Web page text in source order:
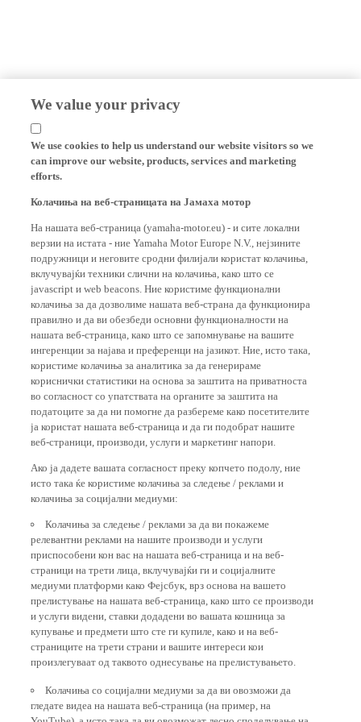
We value your privacy
We use cookies to help us understand our website visitors so we
can improve our website, products, services and marketing
efforts.
Колачиња на веб-страницата на Јамаха мотор
На нашата веб-страница (yamaha-motor.eu) - и сите локални
верзии на истата - ние Yamaha Motor Europe N.V., нејзините
подружници и неговите сродни филијали користат колачиња,
вклучувајќи техники слични на колачиња, како што се
javascript и web beacons. Ние користиме функционални
колачиња за да дозволиме нашата веб-страна да функционира
правилно и да ви обезбеди основни функционалности на
нашата веб-страница, како што се запомнување на вашите
ингеренции за најава и преференци на јазикот. Ние, исто така,
користиме колачиња за аналитика за да генерираме
кориснички статистики на основа за заштита на приватноста
во согласност со упатствата на органите за заштита на
податоците за да ни помогне да разбереме како посетителите
ја користат нашата веб-страница и да ги подобрат нашите
веб-страници, производи, услуги и маркетинг напори.
Ако ја дадете вашата согласност преку копчето подолу, ние
исто така ќе користиме колачиња за следење / реклами и
колачиња за социјални медиуми:
Колачиња за следење / реклами за да ви покажеме
релевантни реклами на нашите производи и услуги
приспособени кон вас на нашата веб-страница и на веб-
страници на трети лица, вклучувајќи ги и социјалните
медиуми платформи како Фејсбук, врз основа на вашето
прелистување на нашата веб-страница, како што се производи
и услуги видени, ставки додадени во вашата кошница за
купување и предмети што сте ги купиле, како и на веб-
страниците на трети страни и вашите интереси кои
произлегуваат од таквото однесување на прелистувањето.
Колачиња со социјални медиуми за да ви овозможи да
гледате видеа на нашата веб-страница (на пример, на
YouTube), а исто така да ви овозможат лесно споделување на